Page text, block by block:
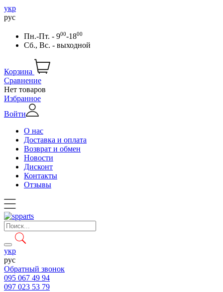
укр
рус
Пн.-Пт. - 900-1800
Сб., Вс. - выходной
Корзина
Сравнение
Нет товаров
Избранное
Войти
О нас
Доставка и оплата
Возврат и обмен
Новости
Дисконт
Контакты
Отзывы
укр
рус
Обратный звонок
095 067 49 94
097 023 53 79